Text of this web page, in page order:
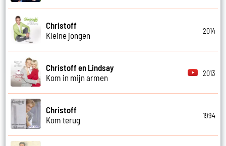
Christoff
Kleine jongen
2014
Christoff en Lindsay
Kom in mijn armen
2013
Christoff
Kom terug
1994